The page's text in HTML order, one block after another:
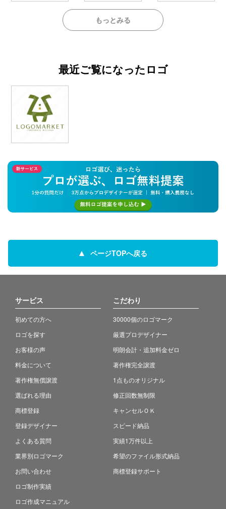
もっとみる
最近ご覧になったロゴ
ページTOPへ戻る
サービス
初めての方へ
ロゴを探す
お客様の声
料金について
著作権無償譲渡
選ばれる理由
商標登録
登録デザイナー
よくある質問
業界別ロゴマーク
お問い合わせ
ロゴ制作実績
ロゴ作成マニュアル
こだわり
30000個のロゴマーク
厳選プロデザイナー
明朗会計・追加料金ゼロ
著作権完全譲渡
1点ものオリジナル
修正回数無制限
キャンセルＯＫ
スピード納品
実績1万件以上
希望のファイル形式納品
商標登録サポート